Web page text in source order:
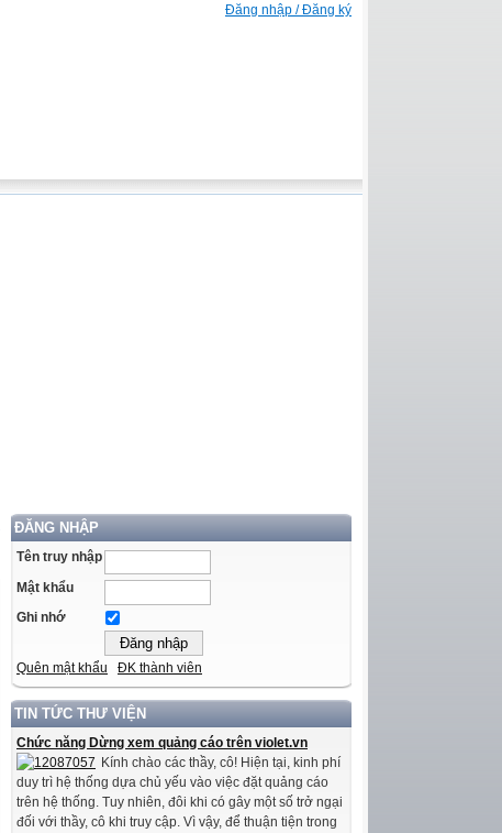
Đăng nhập / Đăng ký
ĐĂNG NHẬP
Tên truy nhập
Mật khẩu
Ghi nhớ
Quên mật khẩu ĐK thành viên
TIN TỨC THƯ VIỆN
Chức năng Dừng xem quảng cáo trên violet.vn
Kính chào các thầy, cô! Hiện tại, kinh phí
duy trì hệ thống dựa chủ yếu vào việc đặt quảng cáo
trên hệ thống. Tuy nhiên, đôi khi có gây một số trở ngại
đối với thầy, cô khi truy cập. Vì vậy, để thuận tiện trong